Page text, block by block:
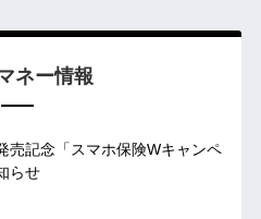
ネー情報
売記念「スマホ保険Wキャンペ
らせ